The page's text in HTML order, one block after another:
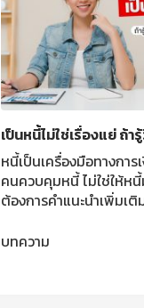
เป็นหนี้ไม่ใช่เรื่องแย่ ถ้
หนี้เป็นเครื่องมือทางกา
คนควบคุมหนี้ ไม่ใช่ให้ห
ต้องการคำแนะนำเพิ่มเติ
รับคำปรึกษาที่เหมาะส
บทความ